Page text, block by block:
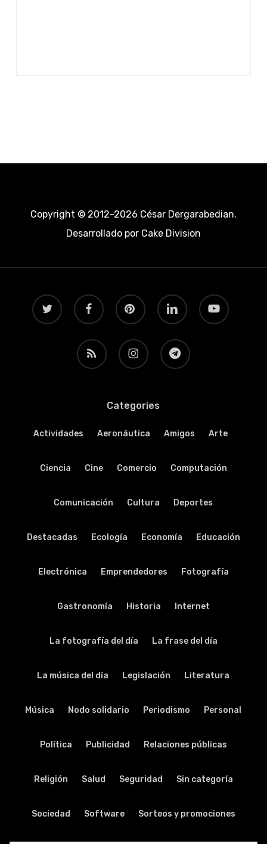
Copyright © 2012-2026 César Dergarabedian.
Desarrollado porCake Division
twitter facebook pinterest linkedin youtube
RSS instagram telegram
Categories
Actividades Aeronáutica Amigos Arte
Ciencia Cine Comercio Computación
Comunicación Cultura Deportes
Destacadas Ecología Economía Educación
Electrónica Emprendedores Fotografía
Gastronomía Historia Internet
La fotografía del día La frase del día
La música del día Legislación Literatura
Música Nodo solidario Periodismo Personal
Política Publicidad Relaciones públicas
Religión Salud Seguridad Sin categoría
Sociedad Software Sorteos y promociones